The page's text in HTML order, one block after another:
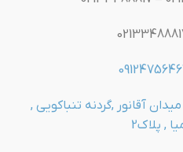
آقانور ,گردنه تنباکویی ,
, پلاک2